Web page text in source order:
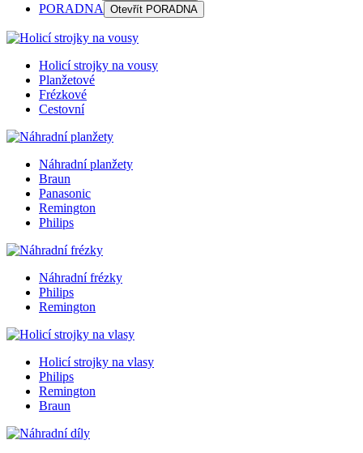
PORADNA Otevřít PORADNA
Holicí strojky na vousy
Planžetové
Frézkové
Cestovní
Náhradní planžety
Braun
Panasonic
Remington
Philips
Náhradní frézky
Philips
Remington
Holicí strojky na vlasy
Philips
Remington
Braun